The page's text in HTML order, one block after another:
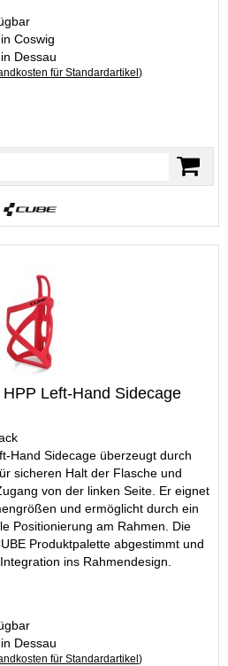
Coswig
Dessau
für Standardartikel)
Left-Hand Sidecage
Hand Sidecage überzeugt durch
sicheren Halt der Flasche und
von der linken Seite. Er eignet
und ermöglicht durch ein
Positionierung am Rahmen. Die
Produktpalette abgestimmt und
ins Rahmendesign.
Dessau
für Standardartikel)